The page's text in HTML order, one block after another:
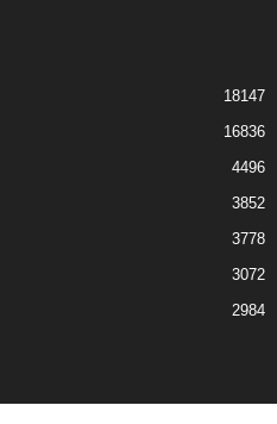
18147
16836
4496
3852
3778
3072
2984